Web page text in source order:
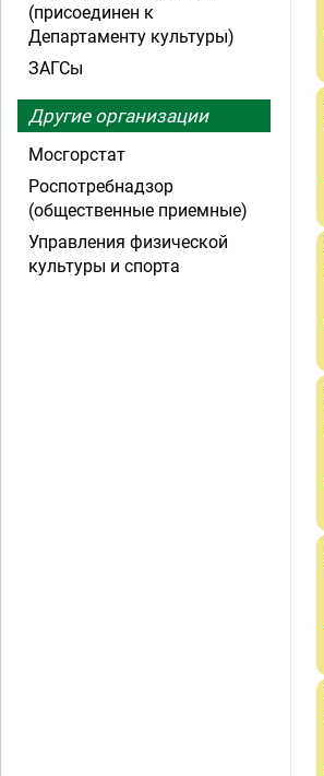
(присоединен к
Департаменту культуры)
ЗАГСы
Другие организации
Мосгорстат
Роспотребнадзор
(общественные приемные)
Управления физической
культуры и спорта